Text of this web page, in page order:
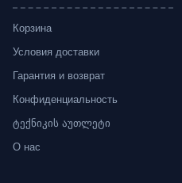
Корзина
Условия доставки
Гарантия и возврат
Конфиденциальность
ტექნიკის აუთლეტი
О нас